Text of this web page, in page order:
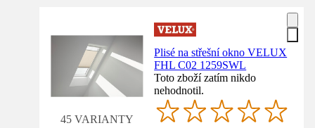
45 VARIANTY
Plisé na střešní okno VELUX
FHL C02 1259SWL
Toto zboží zatím nikdo
nehodnotil.